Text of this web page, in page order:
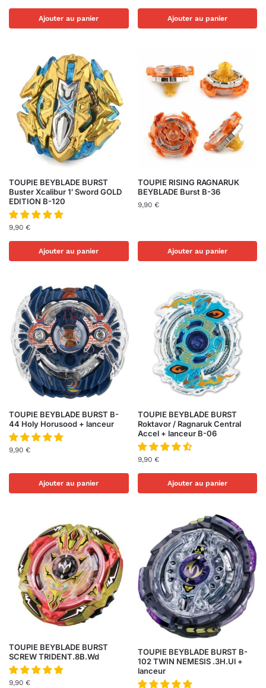
Ajouter au panier Ajouter au panier
TOUPIE BEYBLADE BURST
Buster Xcalibur 1′ Sword GOLD
EDITION B-120
9,90 €
Ajouter au panier
TOUPIE RISING RAGNARUK
BEYBLADE Burst B-36
9,90 €
Ajouter au panier
TOUPIE BEYBLADE BURST B-
44 Holy Horusood + lanceur
9,90 €
Ajouter au panier
TOUPIE BEYBLADE BURST
Roktavor / Ragnaruk Central
Accel + lanceur B-06
9,90 €
Ajouter au panier
TOUPIE BEYBLADE BURST
SCREW TRIDENT.8B.Wd
9,90 €
TOUPIE BEYBLADE BURST B-
102 TWIN NEMESIS .3H.Ul +
lanceur